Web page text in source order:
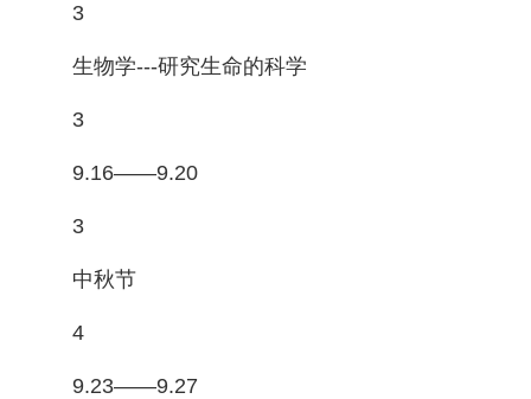
3
生物学---研究生命的科学
3
9.16——9.20
3
中秋节
4
9.23——9.27